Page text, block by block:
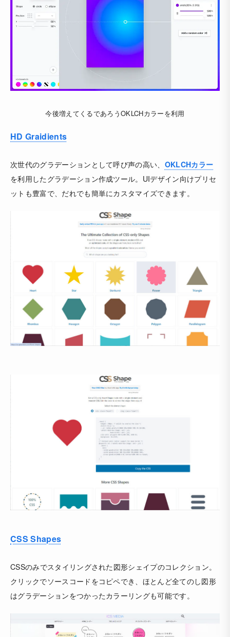
今後増えてくるであろうOKLCHカラーを利用
HD Graidients
次世代のグラデーションとして呼び声の高い、 OKLCHカラー
を利用したグラデーション作成ツール。UIデザイン向けプリセ
ットも豊富で、だれでも簡単にカスタマイズできます。
CSS Shapes
CSSのみでスタイリングされた図形シェイプのコレクション。
クリックでソースコードをコピペでき、ほとんど全てのし図形
はグラデーションをつかったカラーリングも可能です。